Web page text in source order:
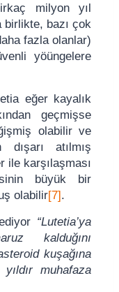
milyon yıl
bazı çok
fazla olanlar)
yöüngelere
eğer kayalık
geçmişse
olabilir ve
atılmış
ile karşılaşması
büyük bir
olabilir[7].
“Lutetia’ya
kalduğını
kuşağına
muhafaza